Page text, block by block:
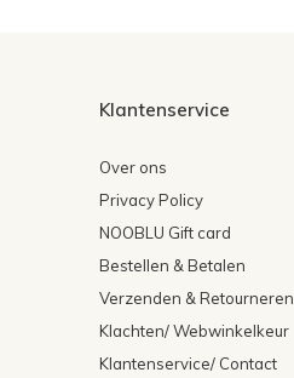
Klantenservice
Over ons
Privacy Policy
NOOBLU Gift card
Bestellen & Betalen
Verzenden & Retourneren
Klachten/ Webwinkelkeur
Klantenservice/ Contact